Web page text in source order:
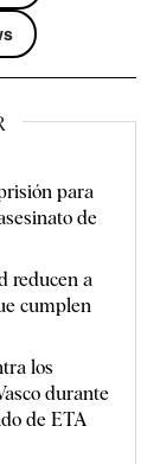
para
de
reducen a
cumplen
los
durante
de ETA